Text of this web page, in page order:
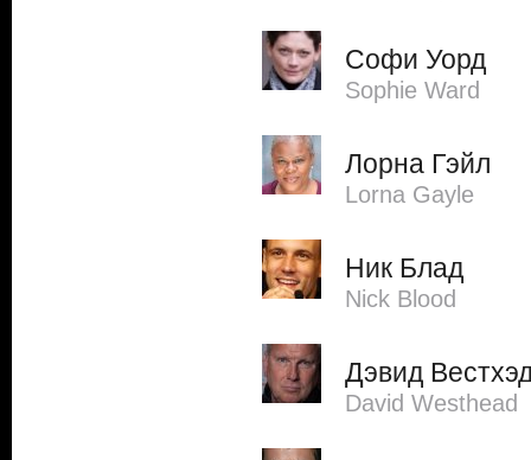
Софи Уорд
Sophie Ward
Лорна Гэйл
Lorna Gayle
Ник Блад
Nick Blood
Дэвид
David Westhead